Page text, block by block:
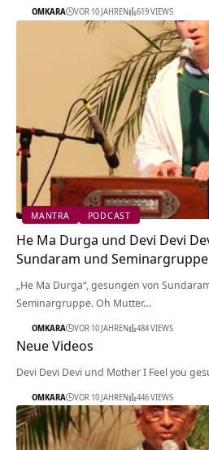
OMKARA VOR 10 JAHREN 619 VIEWS
MANTRA PODCAST
He Ma Durga und Devi Devi
Sundaram und Seminargruppe
„He Ma Durga“, gesungen von
Seminargruppe. Oh Mutter…
OMKARA VOR 10 JAHREN 484 VIEWS
Neue Videos
Devi Devi Devi und Mother I Feel you
OMKARA VOR 10 JAHREN 446 VIEWS